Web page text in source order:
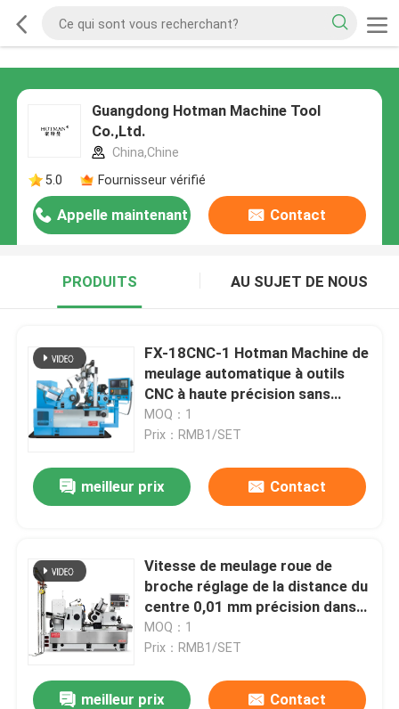
Guangdong Hotman Machine Tool
Co.,Ltd.
China,Chine
5.0
Fournisseur vérifié
Appelle maintenant Contact
PRODUITS AU SUJET DE NOUS
FX-18CNC-1 Hotman Machine de
meulage automatique à outils
CNC à haute précision sans
centre
MOQ：1
Prix：RMB1/SET
meilleur prix Contact
Vitesse de meulage roue de
broche réglage de la distance du
centre 0,01 mm précision dans
le meulage de précision sans
centre
MOQ：1
Prix：RMB1/SET
meilleur prix Contact